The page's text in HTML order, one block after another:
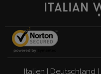
Italien | Deutschland |